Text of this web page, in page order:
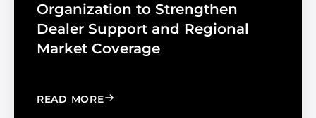
Organization to Strengthen
Dealer Support and Regional
Market Coverage
READ MORE: MADICO EXPANDS SALES